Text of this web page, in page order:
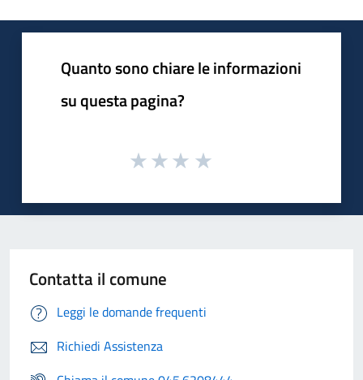
Quanto sono chiare le informazioni
su questa pagina?
Contatta il comune
Leggi le domande frequenti
Richiedi Assistenza